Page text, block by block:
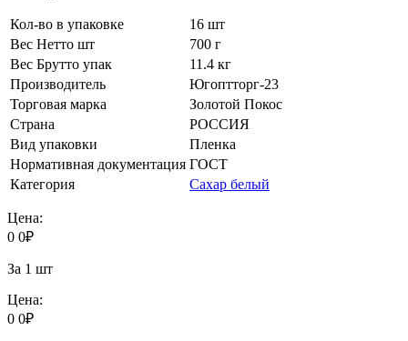
Кол-во в упаковке
16 шт
Вес Нетто шт
700 г
Вес Брутто упак
11.4 кг
Производитель
Югоптторг-23
Торговая марка
Золотой Покос
Страна
РОССИЯ
Вид упаковки
Пленка
Нормативная документация ГОСТ
Категория
Сахар белый
Цена:
0 0₽
За 1 шт
Цена:
0 0₽